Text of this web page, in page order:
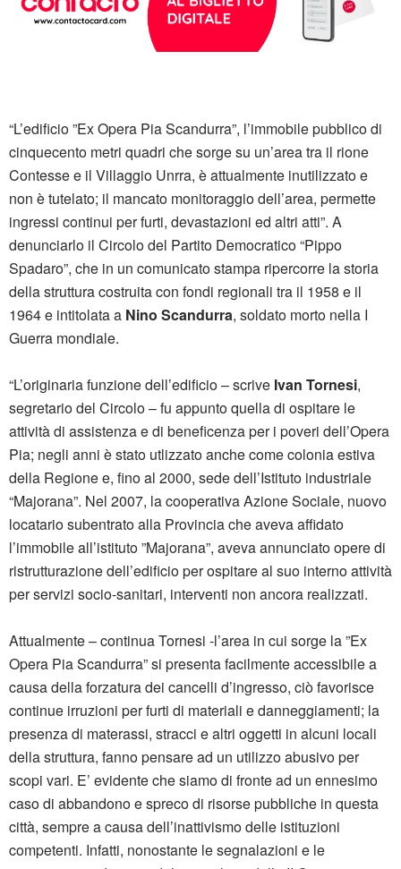
“L’edificio ”Ex Opera Pia Scandurra”, l’immobile pubblico di
cinquecento metri quadri che sorge su un’area tra il rione
Contesse e il Villaggio Unrra, è attualmente inutilizzato e
non è tutelato; il mancato monitoraggio dell’area, permette
ingressi continui per furti, devastazioni ed altri atti”. A
denunciarlo il Circolo del Partito Democratico “Pippo
Spadaro”, che in un comunicato stampa ripercorre la storia
della struttura costruita con fondi regionali tra il 1958 e il
1964 e intitolata a Nino Scandurra, soldato morto nella I
Guerra mondiale.
“L’originaria funzione dell’edificio – scrive Ivan Tornesi,
segretario del Circolo – fu appunto quella di ospitare le
attività di assistenza e di beneficenza per i poveri dell’Opera
Pia; negli anni è stato utlizzato anche come colonia estiva
della Regione e, fino al 2000, sede dell’Istituto industriale
“Majorana”. Nel 2007, la cooperativa Azione Sociale, nuovo
locatario subentrato alla Provincia che aveva affidato
l’immobile all’istituto ”Majorana”, aveva annunciato opere di
ristrutturazione dell’edificio per ospitare al suo interno attività
per servizi socio-sanitari, interventi non ancora realizzati.
Attualmente – continua Tornesi -l’area in cui sorge la ”Ex
Opera Pia Scandurra” si presenta facilmente accessibile a
causa della forzatura dei cancelli d’ingresso, ciò favorisce
continue irruzioni per furti di materiali e danneggiamenti; la
presenza di materassi, stracci e altri oggetti in alcuni locali
della struttura, fanno pensare ad un utilizzo abusivo per
scopi vari. E’ evidente che siamo di fronte ad un ennesimo
caso di abbandono e spreco di risorse pubbliche in questa
città, sempre a causa dell’inattivismo delle istituzioni
competenti. Infatti, nonostante le segnalazioni e le